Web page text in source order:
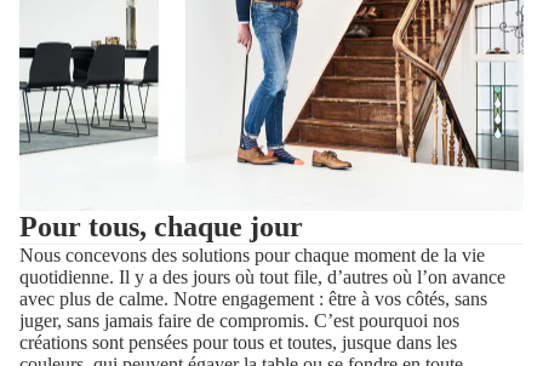
Pour tous, chaque jour
Nous concevons des solutions pour chaque moment de la vie
quotidienne. Il y a des jours où tout file, d’autres où l’on avance
avec plus de calme. Notre engagement : être à vos côtés, sans
juger, sans jamais faire de compromis. C’est pourquoi nos
créations sont pensées pour tous et toutes, jusque dans les